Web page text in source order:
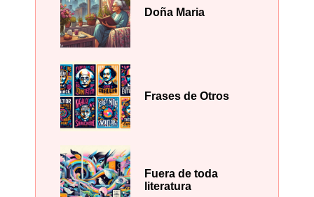
Doña Maria
Frases de Otros
Fuera de toda
literatura